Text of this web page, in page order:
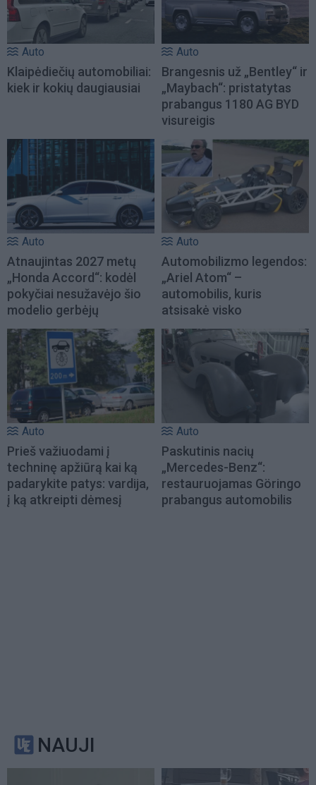
Auto
Klaipėdiečių automobiliai:
kiek ir kokių daugiausiai
Auto
Brangesnis už „Bentley“ ir
„Maybach“: pristatytas
prabangus 1180 AG BYD
visureigis
Auto
Atnaujintas 2027 metų
„Honda Accord“: kodėl
pokyčiai nesužavėjo šio
modelio gerbėjų
Auto
Automobilizmo legendos:
„Ariel Atom“ –
automobilis, kuris
atsisakė visko
Auto
Prieš važiuodami į
techninę apžiūrą kai ką
padarykite patys: vardija,
į ką atkreipti dėmesį
Auto
Paskutinis nacių
„Mercedes-Benz“:
restauruojamas Göringo
prabangus automobilis
NAUJI